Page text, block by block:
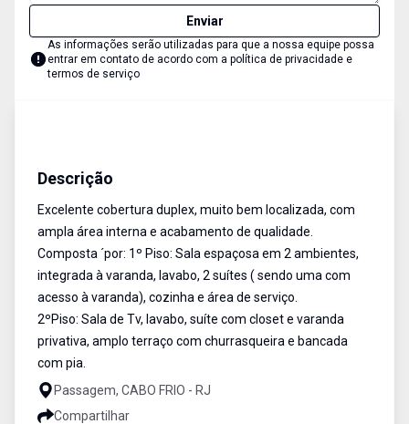
Enviar
As informações serão utilizadas para que a nossa equipe possa
entrar em contato de acordo com a política de privacidade e
termos de serviço
Descrição
Excelente cobertura duplex, muito bem localizada, com
ampla área interna e acabamento de qualidade.
Composta ´por: 1º Piso: Sala espaçosa em 2 ambientes,
integrada à varanda, lavabo, 2 suítes ( sendo uma com
acesso à varanda), cozinha e área de serviço.
2ºPiso: Sala de Tv, lavabo, suíte com closet e varanda
privativa, amplo terraço com churrasqueira e bancada
com pia.
Passagem, CABO FRIO - RJ
Compartilhar